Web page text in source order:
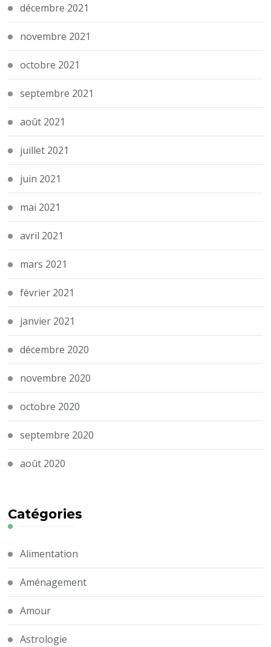
décembre 2021
novembre 2021
octobre 2021
septembre 2021
août 2021
juillet 2021
juin 2021
mai 2021
avril 2021
mars 2021
février 2021
janvier 2021
décembre 2020
novembre 2020
octobre 2020
septembre 2020
août 2020
Catégories
Alimentation
Aménagement
Amour
Astrologie